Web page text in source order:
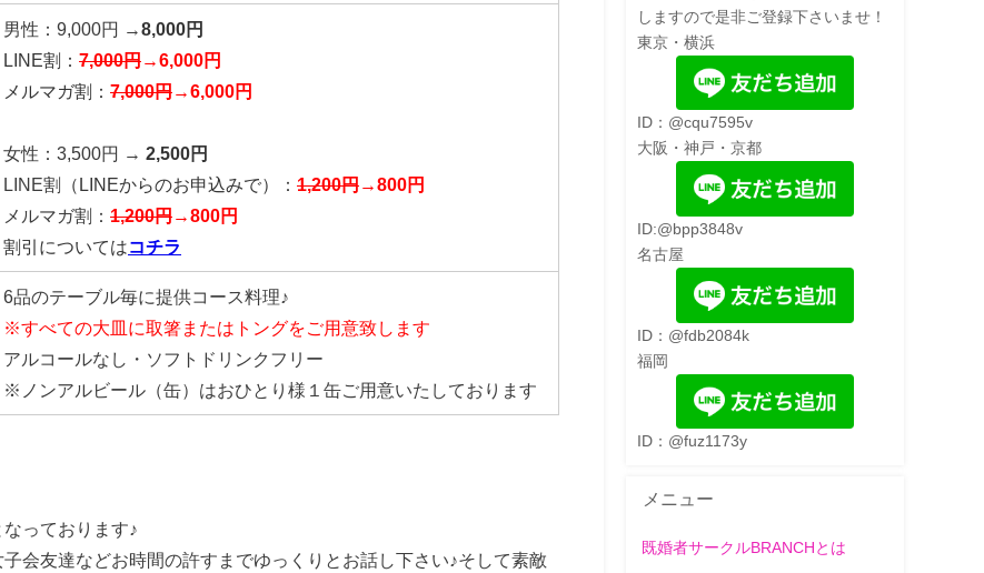
男性：9,000円 →8,000円
LINE割： 7,000円→6,000円
メルマガ割： 7,000円→6,000円
女性：3,500円 → 2,500円
LINE割
（LINEからのお申込みで） ： 1,200円→800円
メルマガ割： 1,200円→800円
割引についてはコチラ
6品のテーブル毎に提供コース料理♪
※すべての大皿に取箸またはトングをご用意致します
アルコールなし・ソフトドリンクフリー
※ノンアルビール（缶）はおひとり様１缶ご用意いたしております
っております♪
会友達などお時間の許すまでゆっくりとお話し下さい♪そして素敵
しますので是非ご登録下さいませ！
東京・横浜
ID：@cqu7595v
大阪・神戸・京都
ID:@bpp3848v
名古屋
ID：@fdb2084k
福岡
ID：@fuz1173y
メニュー
既婚者サークルBRANCHとは